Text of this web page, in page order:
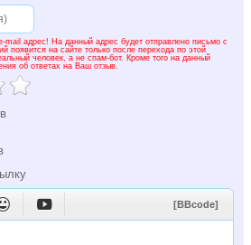
mail адрес! На данный адрес будет отправлено письмо с
появится на сайте только после перехода по этой
человек, а не спам-бот. Кроме того на данный
об ответах на Ваш отзыв.
 [BBcode]